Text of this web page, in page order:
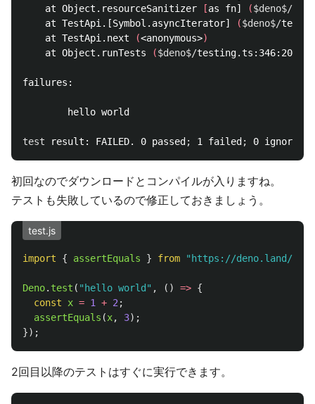
    at Object.resourceSanitizer
[as fn] ($deno$/
    at TestApi.[Symbol.asyncIterator]
($deno$/
    at TestApi.next
(<anonymous>)
    at Object.runTests
($deno$/testing.ts:346:20
failures:
        hello world
test result: FAILED. 0 passed ; 1 failed ; 0 ignored
初回なのでダウンロードとコンパイルが入りますね。
テストも失敗しているので修正しておきましょう。
test.js
import { assertEquals } from " https://deno.land/
Deno. test ( " hello world " , () => {
const
x = 1 + 2 ;
assertEquals (x, 3);
});
2回目以降のテストはすぐに実行できます。